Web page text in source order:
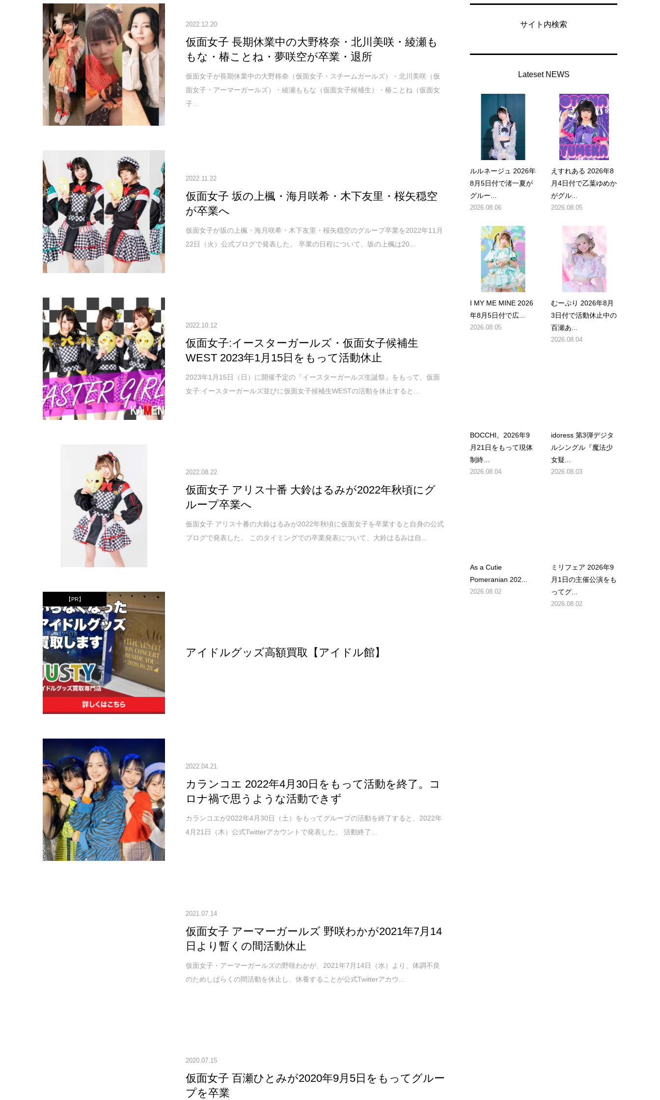
2022.12.20
仮面女子 長期休業中の大野柊奈・北川美咲・綾瀬も
もな・椿ことね・夢咲空が卒業・退所
仮面女子が長期休業中の大野柊奈（仮面女子・スチームガールズ）・北川美咲（仮
面女子・アーマーガールズ）・綾瀬ももな（仮面女子候補生）・椿ことね（仮面女
子...
2022.11.22
仮面女子 坂の上楓・海月咲希・木下友里・桜矢穏空
が卒業へ
仮面女子が坂の上楓・海月咲希・木下友里・桜矢穏空のグループ卒業を2022年11月
22日（火）公式ブログで発表した。 卒業の日程について、坂の上楓は20...
2022.10.12
仮面女子:イースターガールズ・仮面女子候補生
WEST 2023年1月15日をもって活動休止
2023年1月15日（日）に開催予定の『イースターガールズ生誕祭』をもって、仮面
女子:イースターガールズ並びに仮面女子候補生WESTの活動を休止すると...
2022.08.22
仮面女子 アリス十番 大鈴はるみが2022年秋頃にグ
ループ卒業へ
仮面女子 アリス十番の大鈴はるみが2022年秋頃に仮面女子を卒業すると自身の公式
ブログで発表した。 このタイミングでの卒業発表について、大鈴はるみは自...
【PR】
アイドルグッズ高額買取【アイドル館】
2022.04.21
カランコエ 2022年4月30日をもって活動を終了。コ
ロナ禍で思うような活動できず
カランコエが2022年4月30日（土）をもってグループの活動を終了すると、2022年
4月21日（木）公式Twitterアカウントで発表した。 活動終了...
2021.07.14
仮面女子 アーマーガールズ 野咲わかが2021年7月14
日より暫くの間活動休止
仮面女子・アーマーガールズの野咲わかが、2021年7月14日（水）より、体調不良
のためしばらくの間活動を休止し、休養することが公式Twitterアカウ...
2020.07.15
仮面女子 百瀬ひとみが2020年9月5日をもってグルー
プを卒業
サイト内検索
Lateset NEWS
ルルネージュ 2026年
8月5日付で渚一夏が
グルー...
2026.08.06
えすれある 2026年8
月4日付で乙葉ゆめか
がグル...
2026.08.05
I MY ME MINE 2026
年8月5日付で広...
2026.08.05
むーぷり 2026年8月
3日付で活動休止中の
百瀬あ...
2026.08.04
BOCCHI。2026年9
月21日をもって現体
制終...
2026.08.04
idoress 第3弾デジタ
ルシングル『魔法少
女疑...
2026.08.03
As a Cutie
Pomeranian 202...
2026.08.02
ミリフェア 2026年9
月1日の主催公演をも
ってグ...
2026.08.02